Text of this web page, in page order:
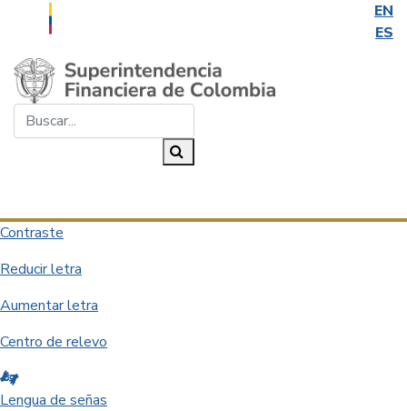
EN
ES
Saltar al contenido principal
Contraste
Reducir letra
Aumentar letra
Centro de relevo
Lengua de señas